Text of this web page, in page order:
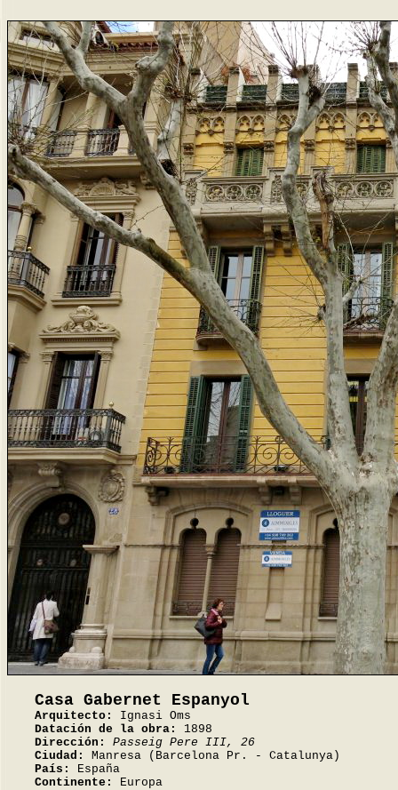
Casa Gabernet Espanyol
Arquitecto:
Ignasi Oms
Datación de la obra:
1898
Dirección:
Passeig Pere III, 26
Ciudad:
Manresa (Barcelona Pr. - Catalunya)
País:
España
Continente:
Europa